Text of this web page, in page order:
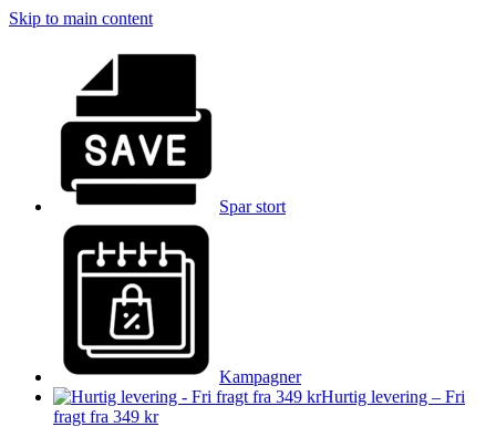
Skip to main content
Spar stort
Kampagner
Hurtig levering – Fri
fragt fra 349 kr